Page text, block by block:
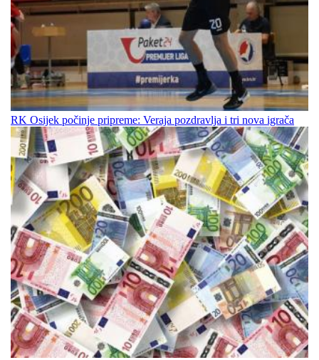
RK Osijek počinje pripreme: Veraja pozdravlja i tri nova igrača